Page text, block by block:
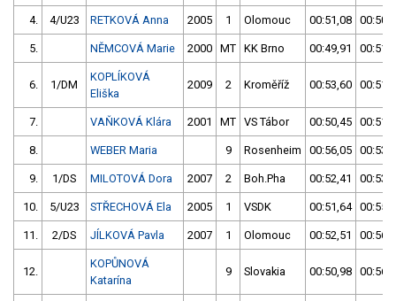
4. 4/U23 RETKOVÁ Anna 2005 1 Olomouc 00:51,08
5. NĚMCOVÁ Marie 2000 MT KK Brno 00:49,91
6. 1/DM
KOPLÍKOVÁ
Eliška
2009 2 Kroměříž 00:53,60
7. VAŇKOVÁ Klára 2001 MT VS Tábor 00:50,45
8. WEBER Maria 9 Rosenheim 00:56,05
9. 1/DS MILOTOVÁ Dora 2007 2 Boh.Pha 00:52,41
10. 5/U23 STŘECHOVÁ Ela 2005 1 VSDK 00:51,64
11. 2/DS JÍLKOVÁ Pavla 2007 1 Olomouc 00:52,51
12.
KOPŮNOVÁ
Katarína
9 Slovakia 00:50,98